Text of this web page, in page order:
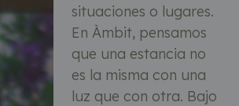
situaciones o lugares.
En Àmbit, pensamos
que una estancia no
es la misma con una
luz que con otra. Bajo